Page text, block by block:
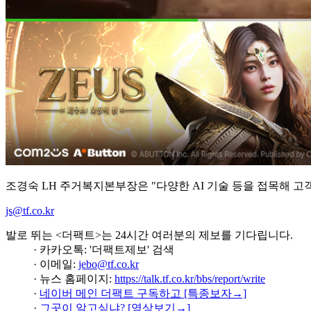
조경숙 LH 주거복지본부장은 "다양한 AI 기술 등을 접목해
js@tf.co.kr
발로 뛰는 <더팩트>는 24시간 여러분의 제보를 기다립니다.
· 카카오톡: '더팩트제보' 검색
· 이메일: jebo@tf.co.kr
· 뉴스 홈페이지: https://talk.tf.co.kr/bbs/report/write
· 네이버 메인 더팩트 구독하고 [특종보자→]
· 그곳이 알고싶냐? [영상보기→]